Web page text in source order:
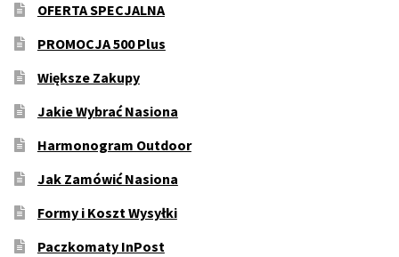
OFERTA SPECJALNA
PROMOCJA 500 Plus
Większe Zakupy
Jakie Wybrać Nasiona
Harmonogram Outdoor
Jak Zamówić Nasiona
Formy i Koszt Wysyłki
Paczkomaty InPost